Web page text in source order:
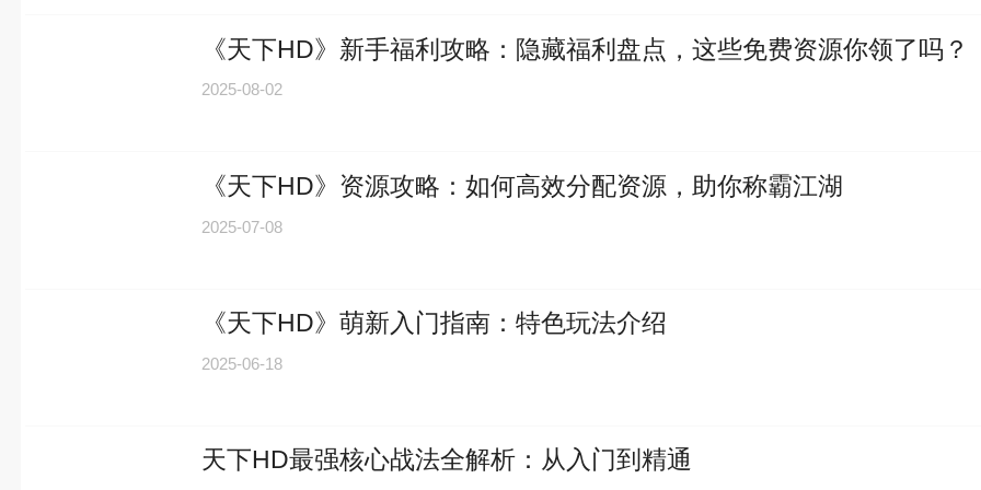
《天下HD》新手福利攻略：隐藏福利盘点，这些免费资源你领了吗？
2025-08-02
《天下HD》资源攻略：如何高效分配资源，助你称霸江湖
2025-07-08
《天下HD》萌新入门指南：特色玩法介绍
2025-06-18
天下HD最强核心战法全解析：从入门到精通